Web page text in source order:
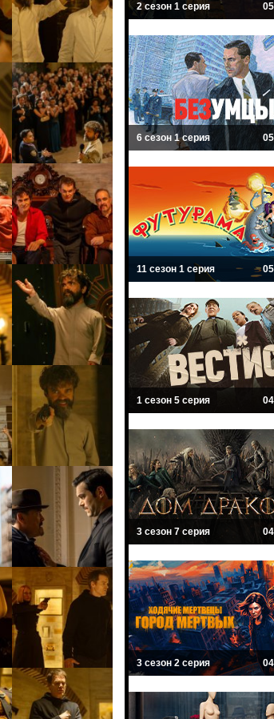
2 сезон 1 серия
6 сезон 1 серия
11 сезон 1 серия
1 сезон 5 серия
3 сезон 7 серия
3 сезон 2 серия